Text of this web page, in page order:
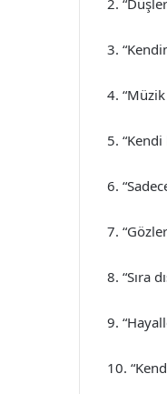
3.
4.
5.
6.
7.
8. “Sıra
9.
10.